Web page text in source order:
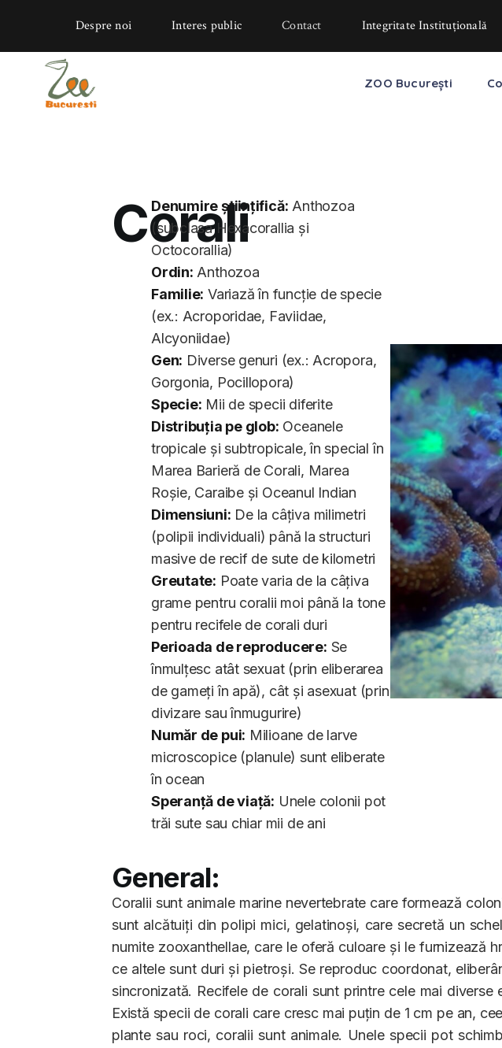
Despre noi Interes public Contact Integritate Instituţională
ZOO București
Corali
Denumire științifică: Anthozoa
(subclasa Hexacorallia și
Octocorallia)
Ordin: Anthozoa
Familie: Variază în funcție de specie
(ex.: Acroporidae, Faviidae,
Alcyoniidae)
Gen: Diverse genuri (ex.: Acropora,
Gorgonia, Pocillopora)
Specie: Mii de specii diferite
Distribuția pe glob: Oceanele
tropicale și subtropicale, în special în
Marea Barieră de Corali, Marea
Roșie, Caraibe și Oceanul Indian
Dimensiuni: De la câțiva milimetri
(polipii individuali) până la structuri
masive de recif de sute de kilometri
Greutate: Poate varia de la câțiva
grame pentru coralii moi până la tone
pentru recifele de corali duri
Perioada de reproducere: Se
înmulțesc atât sexuat (prin eliberarea
de gameți în apă), cât și asexuat (prin
divizare sau înmugurire)
Număr de pui: Milioane de larve
microscopice (planule) sunt eliberate
în ocean
Speranță de viață: Unele colonii pot
trăi sute sau chiar mii de ani
General:
Coralii sunt animale marine nevertebrate care formează
sunt alcătuiți din polipi mici, gelatinoși, care secretă un
numite zooxanthellae, care le oferă culoare și le furnizează
ce altele sunt duri și pietroși. Se reproduc coordonat,
sincronizată. Recifele de corali sunt printre cele mai
Există specii de corali care cresc mai puțin de 1 cm pe an,
plante sau roci, coralii sunt animale. Unele specii pot